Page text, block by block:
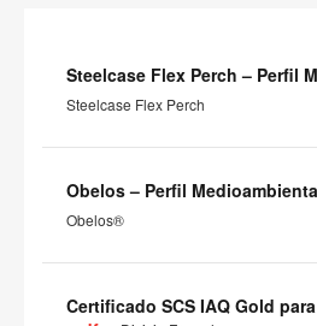
Steelcase Flex Perch
Obelos®